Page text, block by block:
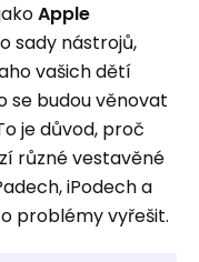
Apple
sady nástrojů,
vašich dětí
se budou věnovat
je důvod, proč
různé vestavěné
iPodech a
problémy vyřešit.